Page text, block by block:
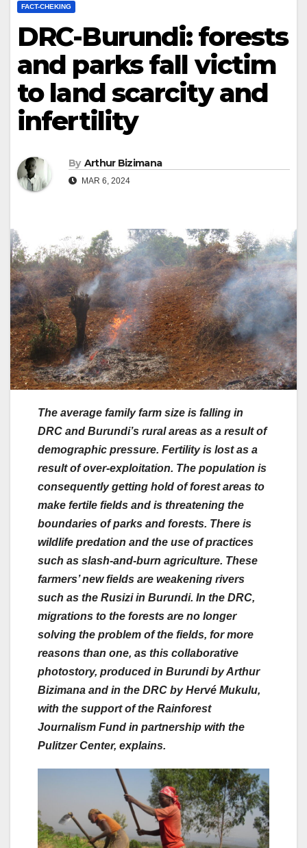
FACT-CHEKING
DRC-Burundi: forests
and parks fall victim
to land scarcity and
infertility
By Arthur Bizimana
MAR 6, 2024
The average family farm size is falling in
DRC and Burundi’s rural areas as a result of
demographic pressure. Fertility is lost as a
result of over-exploitation. The population is
consequently getting hold of forest areas to
make fertile fields and is threatening the
boundaries of parks and forests. There is
wildlife predation and the use of practices
such as slash-and-burn agriculture. These
farmers’ new fields are weakening rivers
such as the Rusizi in Burundi. In the DRC,
migrations to the forests are no longer
solving the problem of the fields, for more
reasons than one, as this collaborative
photostory, produced in Burundi by Arthur
Bizimana and in the DRC by Hervé Mukulu,
with the support of the Rainforest
Journalism Fund in partnership with the
Pulitzer Center, explains.